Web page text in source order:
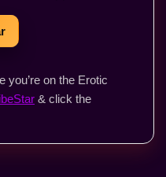
you’re on the Erotic
& click the